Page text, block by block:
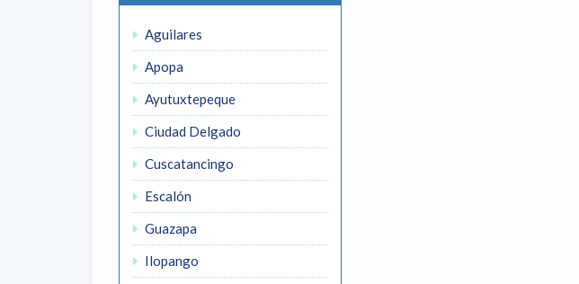
Aguilares
Apopa
Ayutuxtepeque
Ciudad Delgado
Cuscatancingo
Escalón
Guazapa
Ilopango